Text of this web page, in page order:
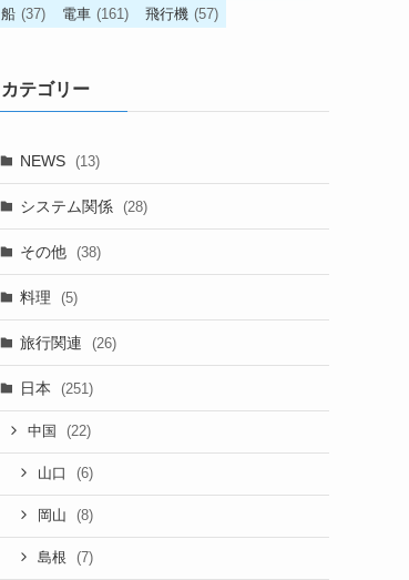
船 (37) 電車 (161) 飛行機 (57)
カテゴリー
NEWS (13)
システム関係 (28)
その他 (38)
料理 (5)
旅行関連 (26)
日本 (251)
中国 (22)
山口 (6)
岡山 (8)
島根 (7)